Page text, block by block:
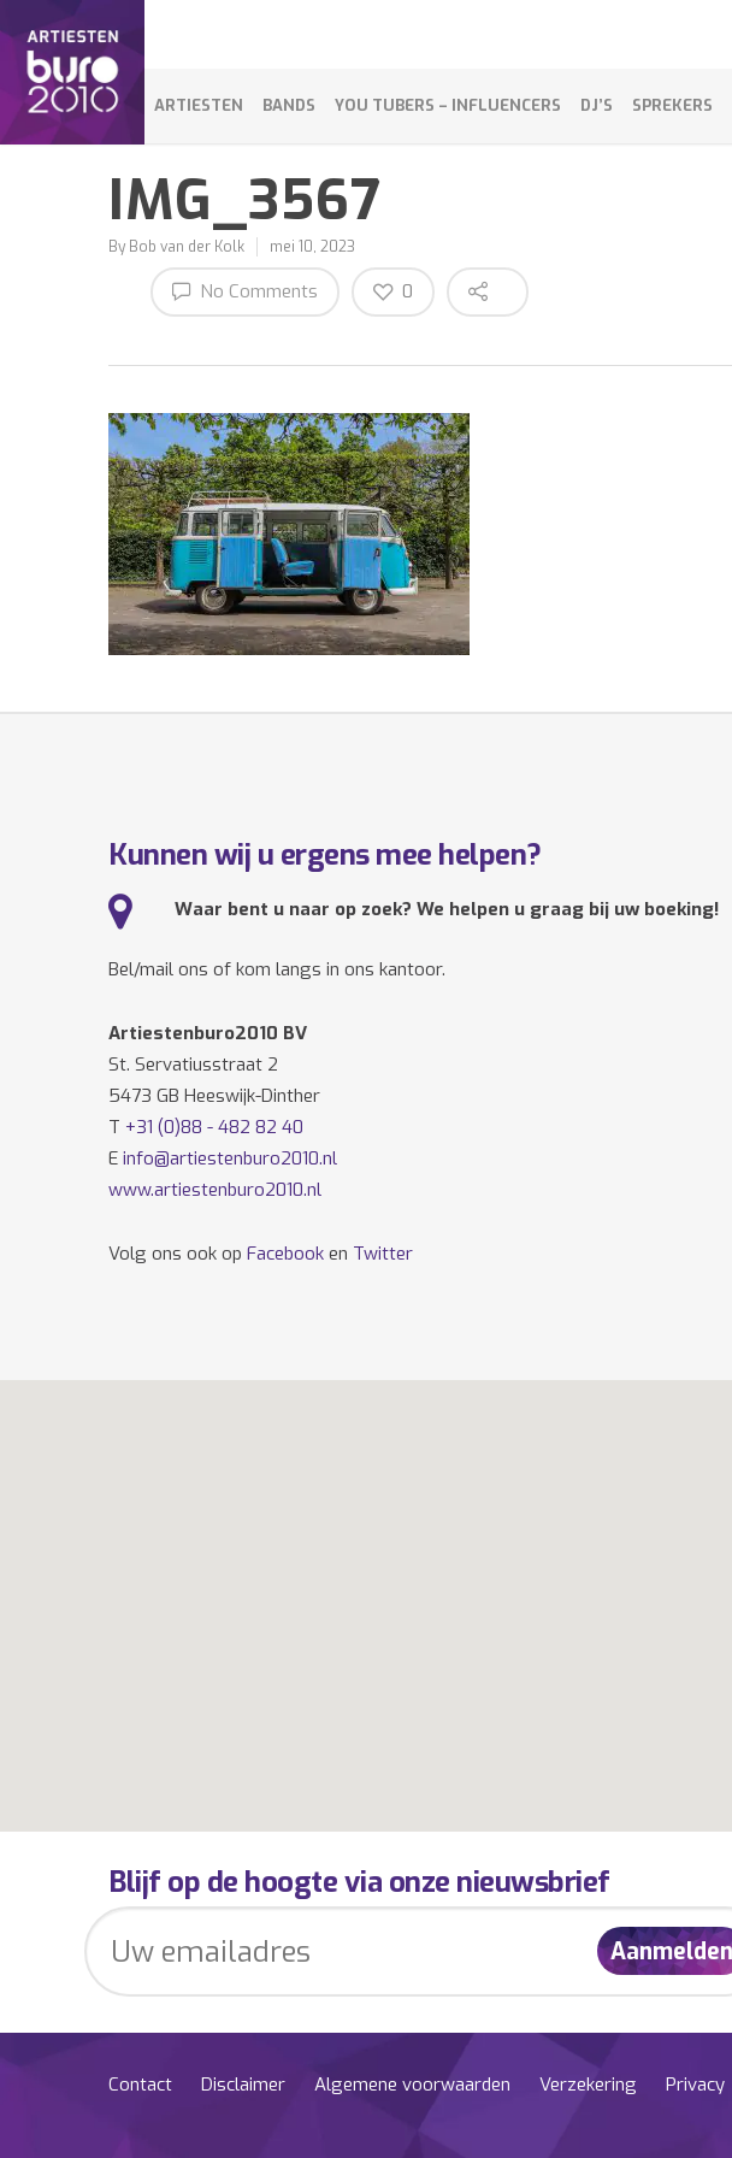
ARTIESTEN BANDS YOU TUBERS – INFLUENCERS DJ’S SPREKERS
IMG_3567
By Bob van der Kolk mei 10, 2023
No Comments 0
Kunnen wij u ergens mee helpen?
Waar bent u naar op zoek? We helpen u graag bij uw boeking!
Bel/mail ons of kom langs in ons kantoor.
Artiestenburo2010 BV
St. Servatiusstraat 2
5473 GB Heeswijk-Dinther
T +31 (0)88 - 482 82 40
E info@artiestenburo2010.nl
www.artiestenburo2010.nl
Volg ons ook op Facebook en Twitter
Blijf op de hoogte via onze nieuwsbrief
Contact Disclaimer Algemene voorwaarden Verzekering Privacy